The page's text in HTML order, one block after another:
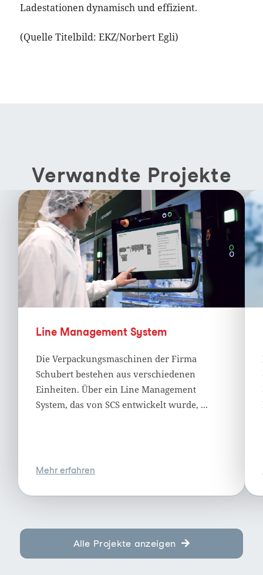
Ladestationen dynamisch und effizient.
(Quelle Titelbild: EKZ/Norbert Egli)
Verwandte Projekte
Line Management System
Die Verpackungsmaschinen der Firma
Schubert bestehen aus verschiedenen
Einheiten. Über ein Line Management
System, das von SCS entwickelt wurde, ...
Mehr erfahren
Alle Projekte anzeigen